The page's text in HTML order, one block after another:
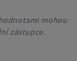
mohou
zástupce.